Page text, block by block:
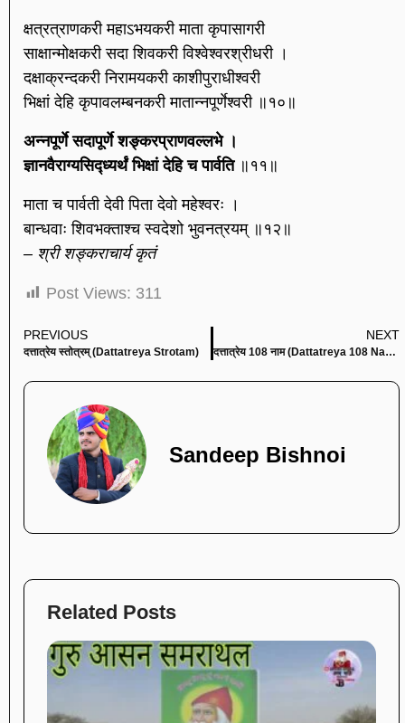
क्षत्रत्राणकरी महाऽभयकरी माता कृपासागरी
साक्षान्मोक्षकरी सदा शिवकरी विश्वेश्वरश्रीधरी ।
दक्षाक्रन्दकरी निरामयकरी काशीपुराधीश्वरी
भिक्षां देहि कृपावलम्बनकरी मातान्नपूर्णेश्वरी ॥१०॥
अन्नपूर्णे सदापूर्णे शङ्करप्राणवल्लभे ।
ज्ञानवैराग्यसिद्ध्यर्थं भिक्षां देहि च पार्वति॥११॥
माता च पार्वती देवी पिता देवो महेश्वरः ।
बान्धवाः शिवभक्ताश्च स्वदेशो भुवनत्रयम् ॥१२॥
– श्री शङ्कराचार्य कृतं
Post Views: 311
PREVIOUS
दत्तात्रेय स्तोत्रम् (Dattatreya Strotam)
NEXT
दत्तात्रेय 108 नाम (Dattatreya 108 Names)
Sandeep Bishnoi
Related Posts